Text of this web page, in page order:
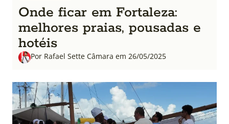
Onde ficar em Fortaleza:
melhores praias, pousadas e
hotéis
Por Rafael Sette Câmara em 26/05/2025